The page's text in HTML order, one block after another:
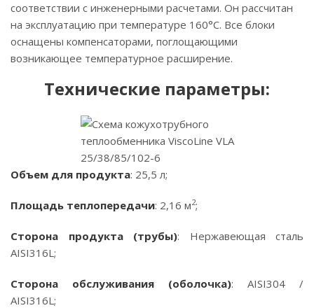
соответствии с инженерными расчетами. Он рассчитан
на эксплуатацию при температуре 160°C. Все блоки
оснащены компенсаторами, поглощающими
возникающее температурное расширение.
Технические параметры:
Объем для продукта: 25,5 л;
Площадь теплопередачи: 2,16 м2;
Сторона продукта (трубы): Нержавеющая сталь
AISI316L;
Сторона обслуживания (оболочка): AISI304 /
AISI316L;